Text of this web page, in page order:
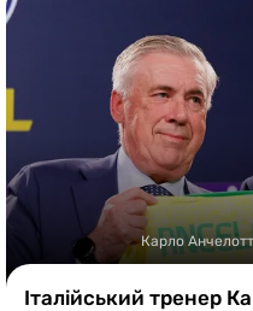
Карло
Італійський тренер